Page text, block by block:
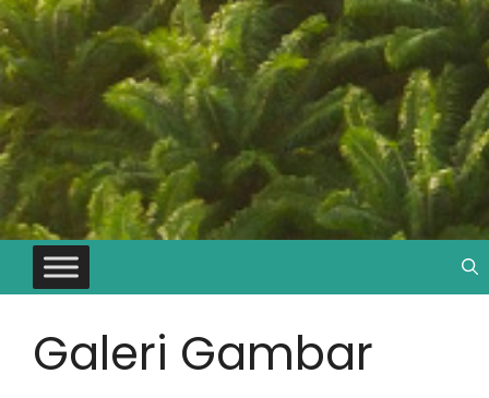
Galeri Gambar